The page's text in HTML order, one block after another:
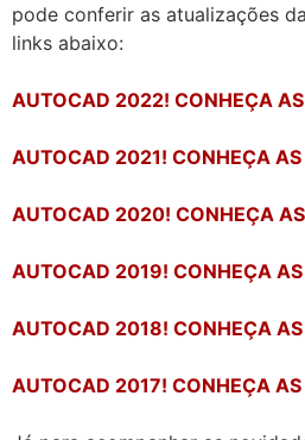
pode conferir as atualizações
links abaixo:
AUTOCAD 2022! CONHEÇA
AUTOCAD 2021! CONHEÇA AS
AUTOCAD 2020! CONHEÇA
AUTOCAD 2019! CONHEÇA AS
AUTOCAD 2018! CONHEÇA AS
AUTOCAD 2017! CONHEÇA AS